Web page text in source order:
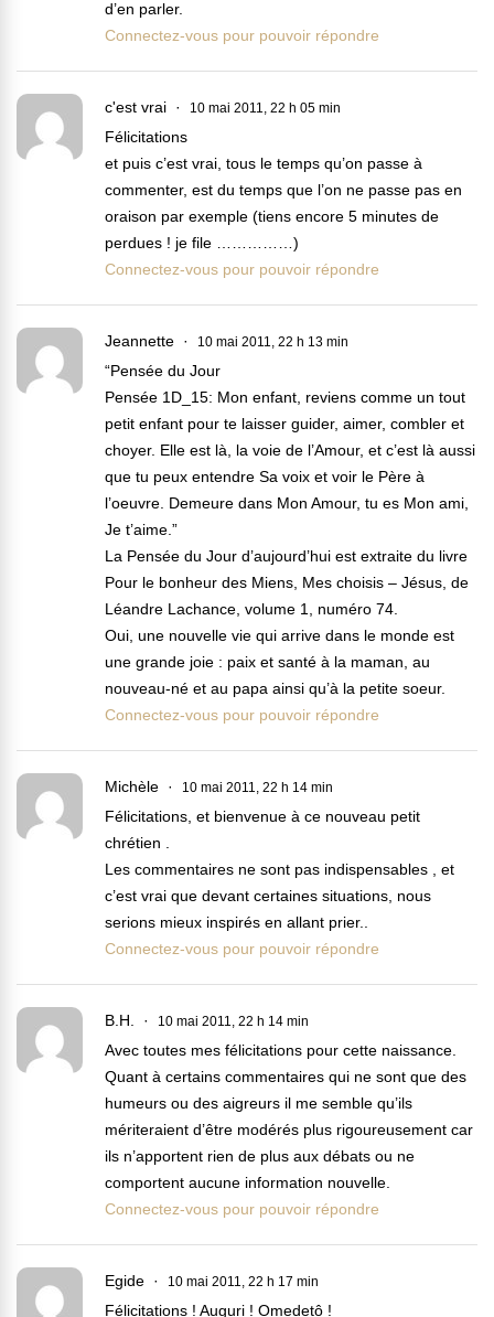
d’en parler.
Connectez-vous pour pouvoir répondre
c'est vrai 10 mai 2011, 22 h 05 min
Félicitations
et puis c’est vrai, tous le temps qu’on passe à
commenter, est du temps que l’on ne passe pas en
oraison par exemple (tiens encore 5 minutes de
perdues ! je file ……………)
Connectez-vous pour pouvoir répondre
Jeannette 10 mai 2011, 22 h 13 min
“Pensée du Jour
Pensée 1D_15: Mon enfant, reviens comme un tout
petit enfant pour te laisser guider, aimer, combler et
choyer. Elle est là, la voie de l’Amour, et c’est là aussi
que tu peux entendre Sa voix et voir le Père à
l’oeuvre. Demeure dans Mon Amour, tu es Mon ami,
Je t’aime.”
La Pensée du Jour d’aujourd’hui est extraite du livre
Pour le bonheur des Miens, Mes choisis – Jésus, de
Léandre Lachance, volume 1, numéro 74.
Oui, une nouvelle vie qui arrive dans le monde est
une grande joie : paix et santé à la maman, au
nouveau-né et au papa ainsi qu’à la petite soeur.
Connectez-vous pour pouvoir répondre
Michèle 10 mai 2011, 22 h 14 min
Félicitations, et bienvenue à ce nouveau petit
chrétien .
Les commentaires ne sont pas indispensables , et
c’est vrai que devant certaines situations, nous
serions mieux inspirés en allant prier..
Connectez-vous pour pouvoir répondre
B.H. 10 mai 2011, 22 h 14 min
Avec toutes mes félicitations pour cette naissance.
Quant à certains commentaires qui ne sont que des
humeurs ou des aigreurs il me semble qu’ils
mériteraient d’être modérés plus rigoureusement car
ils n’apportent rien de plus aux débats ou ne
comportent aucune information nouvelle.
Connectez-vous pour pouvoir répondre
Egide 10 mai 2011, 22 h 17 min
Félicitations ! Auguri ! Omedetô !